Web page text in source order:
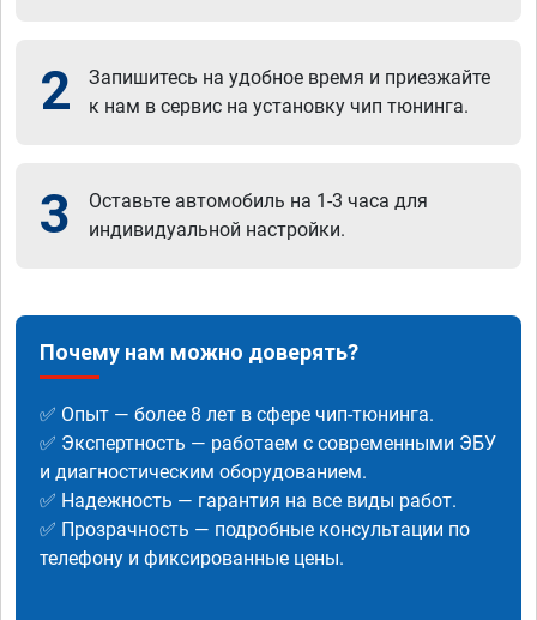
2
Запишитесь на удобное время и приезжайте
к нам в сервис на установку чип тюнинга.
3
Оставьте автомобиль на 1-3 часа для
индивидуальной настройки.
Почему нам можно доверять?
✅ Опыт — более 8 лет в сфере чип-тюнинга.
✅ Экспертность — работаем с современными ЭБУ
и диагностическим оборудованием.
✅ Надежность — гарантия на все виды работ.
✅ Прозрачность — подробные консультации по
телефону и фиксированные цены.